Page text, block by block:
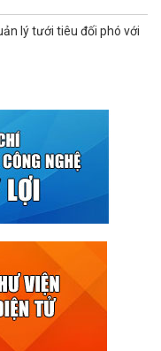
lý tưới tiêu đối phó với